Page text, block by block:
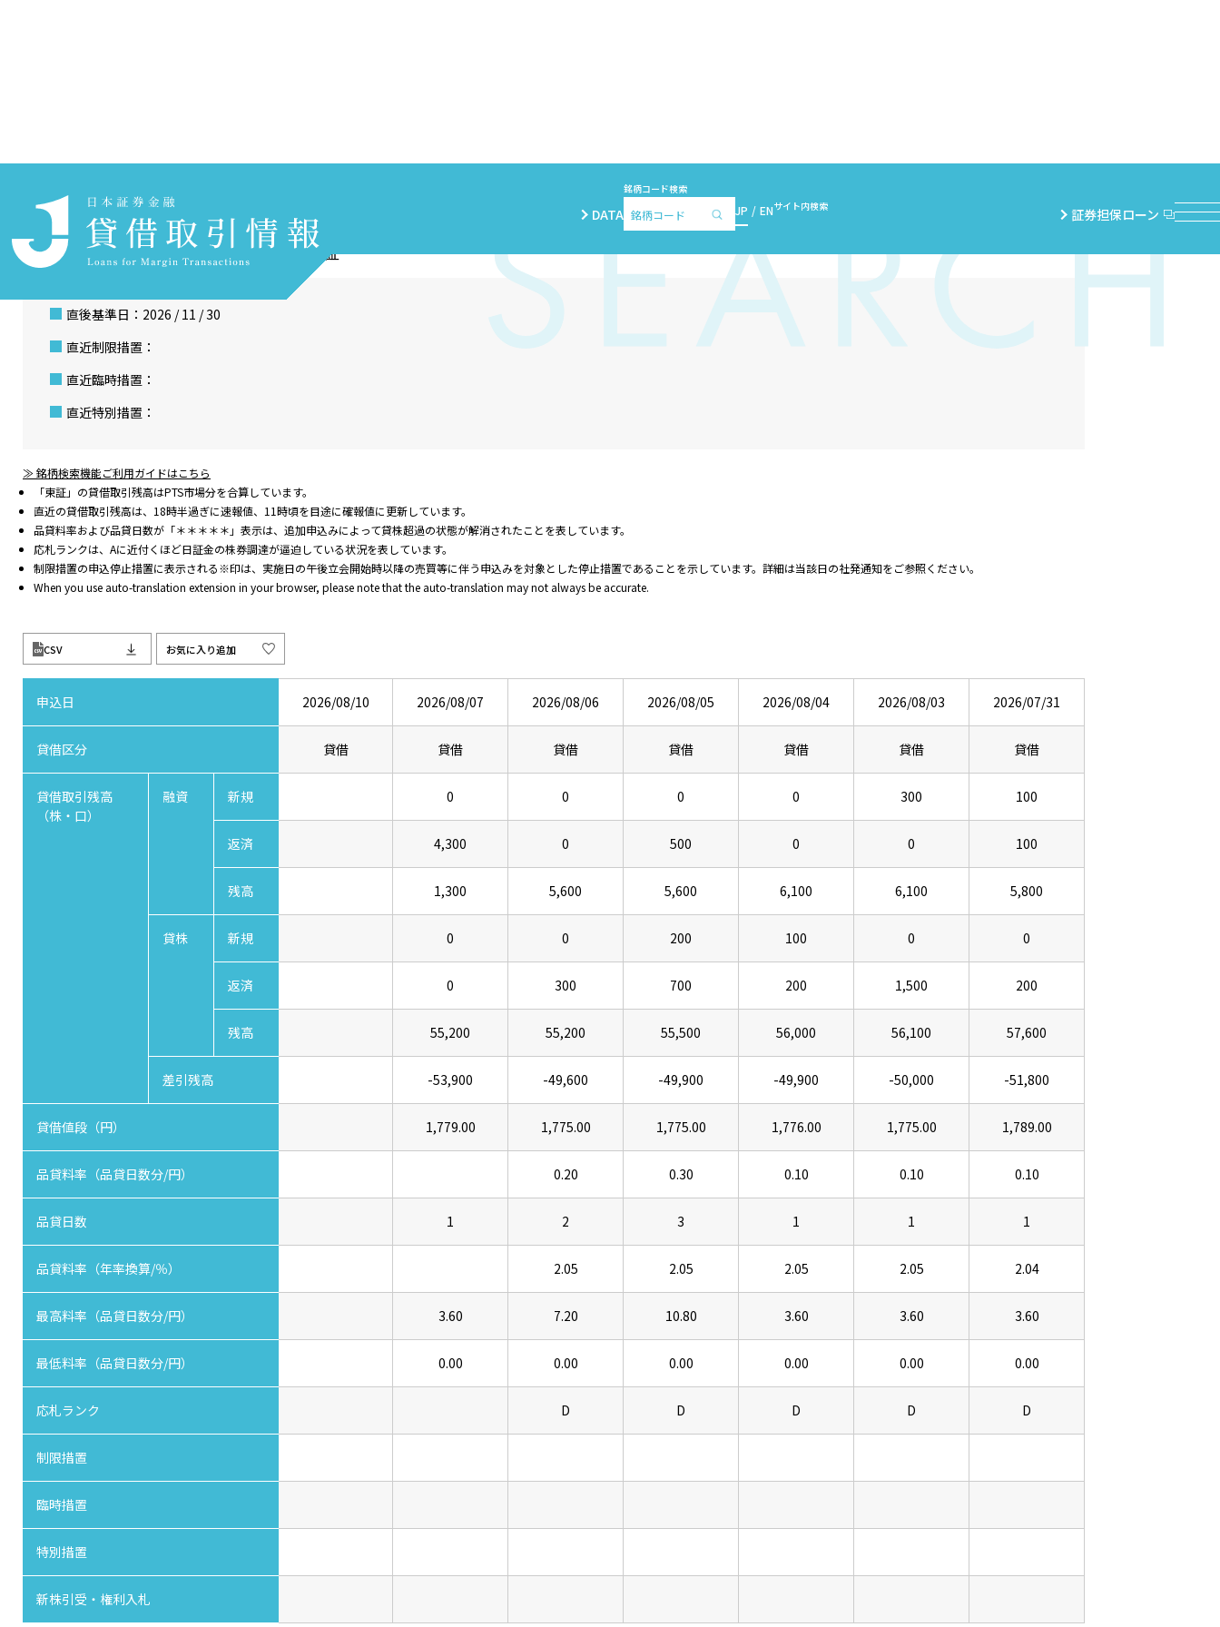
DATA
銘柄コード検索
JP ENサイト内検索 証券担保ローン
小津産業銘柄コード 7487 東証
直後基準日：2026 / 11 / 30
直近制限措置：
直近臨時措置：
直近特別措置：
≫ 銘柄検索機能ご利用ガイドはこちら
「東証」の貸借取引残高はPTS市場分を合算しています。
直近の貸借取引残高は、18時半過ぎに速報値、11時頃を目途に確報値に更新しています。
品貸料率および品貸日数が「＊＊＊＊＊」表示は、追加申込みによって貸株超過の状態が解消されたことを表しています。
応札ランクは、Aに近付くほど日証金の株券調達が逼迫している状況を表しています。
制限措置の申込停止措置に表示される※印は、実施日の午後立会開始時以降の売買等に伴う申込みを対象とした停止措置であることを示しています。詳細は当該日の社発通知をご参照ください。
When you use auto-translation extension in your browser, please note that the auto-translation may not always be accurate.
CSV お気に入り追加
申込日 2026/08/10 2026/08/07 2026/08/06 2026/08/05 2026/08/04 2026/08/03 2026/07/31
貸借区分 貸借 貸借 貸借 貸借 貸借 貸借 貸借
貸借取引残高
（株・口）
融資 新規 0 0 0 0 300 100
返済 4,300 0 500 0 0 100
残高 1,300 5,600 5,600 6,100 6,100 5,800
貸株 新規 0 0 200 100 0 0
返済 0 300 700 200 1,500 200
残高 55,200 55,200 55,500 56,000 56,100 57,600
差引残高 -53,900 -49,600 -49,900 -49,900 -50,000 -51,800
貸借値段（円） 1,779.00 1,775.00 1,775.00 1,776.00 1,775.00 1,789.00
品貸料率（品貸日数分/円） 0.20 0.30 0.10 0.10 0.10
品貸日数 1 2 3 1 1 1
品貸料率（年率換算/％） 2.05 2.05 2.05 2.05 2.04
最高料率（品貸日数分/円） 3.60 7.20 10.80 3.60 3.60 3.60
最低料率（品貸日数分/円） 0.00 0.00 0.00 0.00 0.00 0.00
応札ランク D D D D D
制限措置
臨時措置
特別措置
新株引受・権利入札